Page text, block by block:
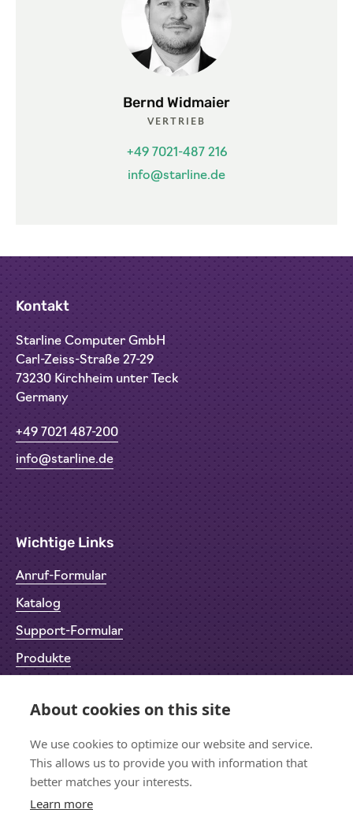
Bernd Widmaier
VERTRIEB
+49 7021-487 216
info@starline.de
Kontakt
Starline Computer GmbH
Carl-Zeiss-Straße 27-29
73230 Kirchheim unter Teck
Germany
+49 7021 487-200
info@starline.de
Wichtige Links
Anruf-Formular
Katalog
Support-Formular
Produkte
Datenschutz
Impressum
Bleiben wir in Kontakt
About cookies on this site
We use cookies to optimize our website and service.
This allows us to provide you with information that
better matches your interests.
Learn more